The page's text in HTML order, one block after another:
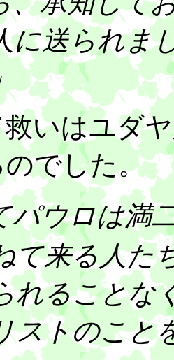
に送られま
いはユダヤ
でした。
パウロは満
て来る人た
れることな
ストのこと